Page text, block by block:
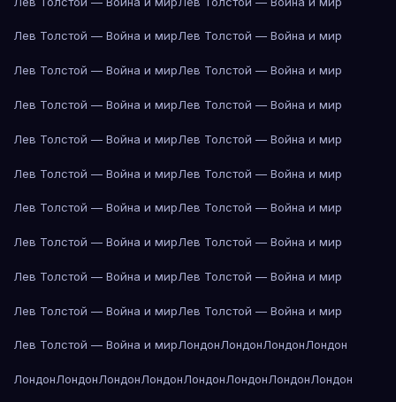
Лев Толстой — Война и мирЛев Толстой — Война и мир
Лев Толстой — Война и мирЛев Толстой — Война и мир
Лев Толстой — Война и мирЛев Толстой — Война и мир
Лев Толстой — Война и мирЛев Толстой — Война и мир
Лев Толстой — Война и мирЛев Толстой — Война и мир
Лев Толстой — Война и мирЛев Толстой — Война и мир
Лев Толстой — Война и мирЛев Толстой — Война и мир
Лев Толстой — Война и мирЛев Толстой — Война и мир
Лев Толстой — Война и мирЛев Толстой — Война и мир
Лев Толстой — Война и мирЛондонЛондонЛондонЛондон
ЛондонЛондонЛондонЛондонЛондонЛондонЛондонЛондон